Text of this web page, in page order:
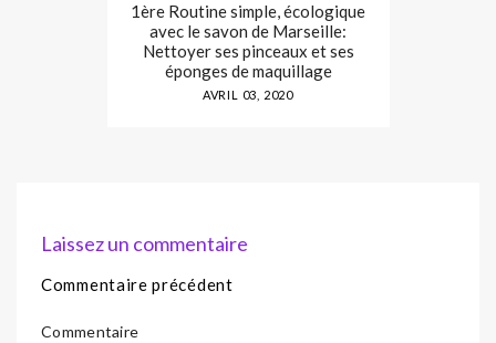
1ère Routine simple, écologique
avec le savon de Marseille:
Nettoyer ses pinceaux et ses
éponges de maquillage
AVRIL 03, 2020
Laissez un commentaire
Commentaire précédent
Commentaire